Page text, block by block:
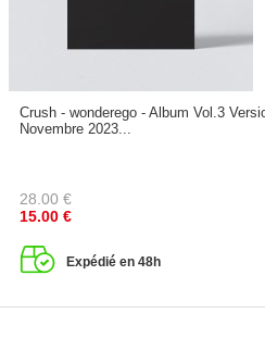
Crush - wonderego - Album Vol.3
Novembre 2023...
28.00 €
15.00 €
Expédié en 48h